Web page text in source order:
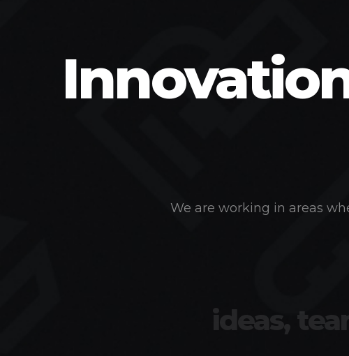
We are working in areas
ideas,